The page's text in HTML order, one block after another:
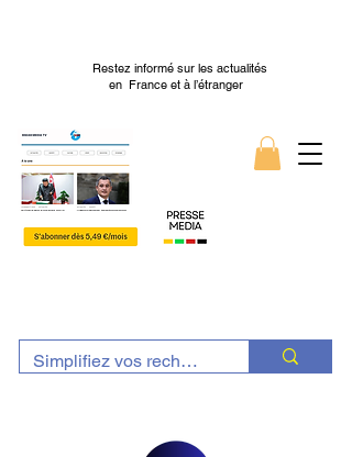
Restez informé sur les actualités
en France et à l’étranger